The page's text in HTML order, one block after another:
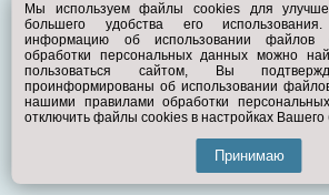
© Exist.ru 1998—2026
Мы используем файлы cookies для
большего удобства его
информацию об использовании файлов
обработки персональных данных можно
пользоваться сайтом, Вы
проинформированы об использовании
нашими правилами обработки
отключить файлы cookies в настройках Вашего
Принимаю